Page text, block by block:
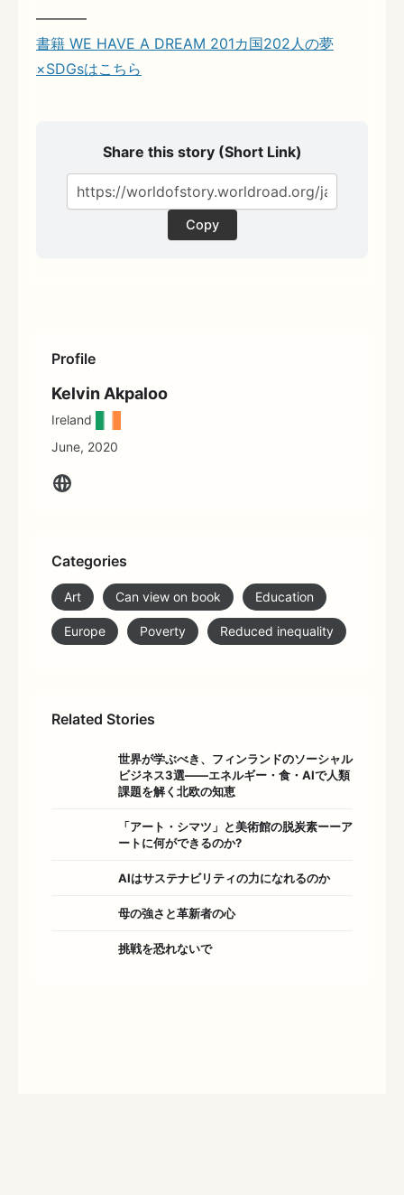
Profile
Kelvin Akpaloo
Ireland
June, 2020
Categories
Art Can view on book Education
Europe Poverty Reduced inequality
Related Stories
世界が学ぶべき、フィンランドのソーシャル
ビジネス3選――エネルギー・食・AIで人類
課題を解く北欧の知恵
「アート・シマツ」と美術館の脱炭素ーーア
ートに何ができるのか?
AIはサステナビリティの力になれるのか
母の強さと革新者の心
挑戦を恐れないで
———–
書籍 WE HAVE A DREAM 201カ国202人の夢
×SDGsはこちら
Share this story (Short Link)
Copy